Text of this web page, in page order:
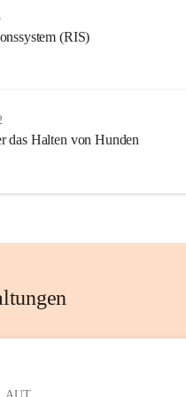
(RIS)
das Halten von Hunden